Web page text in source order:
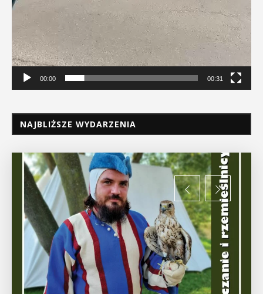
00:00 00:31
NAJBLIŻSZE WYDARZENIA